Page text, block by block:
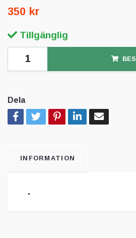
350 kr
Tillgänglig
Dela
INFORMATION
.